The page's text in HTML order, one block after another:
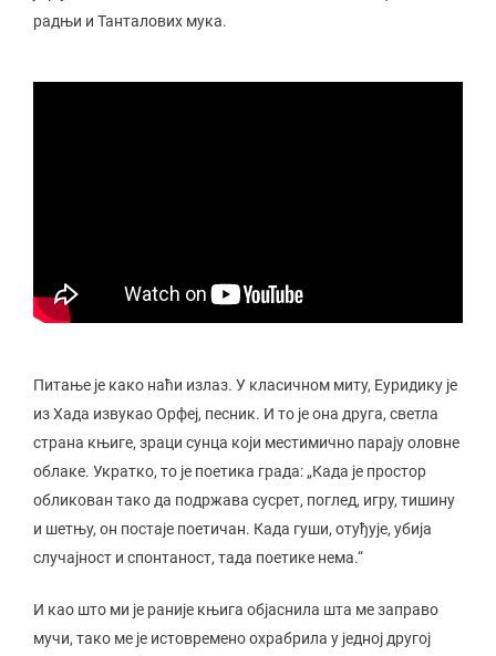
радњи и Танталових мука.
Питање је како наћи излаз. У класичном миту, Еуридику је
из Хада извукао Орфеј, песник. И то је она друга, светла
страна књиге, зраци сунца који местимично парају оловне
облаке. Укратко, то је поетика града: „Када је простор
обликован тако да подржава сусрет, поглед, игру, тишину
и шетњу, он постаје поетичан. Када гуши, отуђује, убија
случајност и спонтаност, тада поетике нема.“
И као што ми је раније књига објаснила шта ме заправо
мучи, тако ме је истовремено охрабрила у једној другој